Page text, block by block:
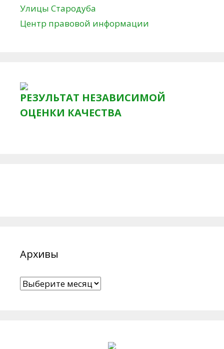
Улицы Стародуба
Центр правовой информации
РЕЗУЛЬТАТ НЕЗАВИСИМОЙ
ОЦЕНКИ КАЧЕСТВА
Архивы
Архивы